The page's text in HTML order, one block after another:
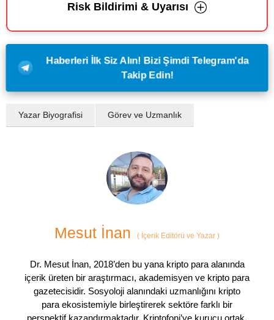
Risk Bildirimi & Uyarısı
Haberleri İlk Siz Alın! Bizi Şimdi Telegram'da
Takip Edin!
Yazar Biyografisi Görev ve Uzmanlık
Mesut İnan ( İçerik Editörü ve Yazar )
Dr. Mesut İnan, 2018’den bu yana kripto para alanında
içerik üreten bir araştırmacı, akademisyen ve kripto para
gazetecisidir. Sosyoloji alanındaki uzmanlığını kripto
para ekosistemiyle birleştirerek sektöre farklı bir
perspektif kazandırmaktadır. Kriptofoni’ye kurucu ortak,